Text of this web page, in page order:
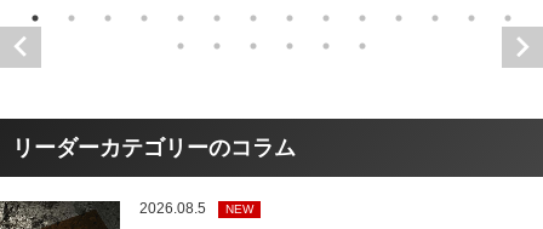
リーダーカテゴリーのコラム
2026.08.5 NEW